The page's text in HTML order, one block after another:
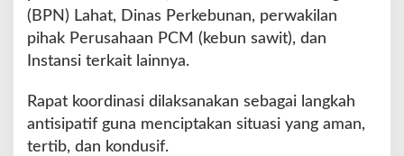
n
a
U
r
a
s
(BPN) Lahat, Dinas Perkebunan, perwakilan
pihak Perusahaan PCM (kebun sawit), dan
Instansi terkait lainnya.
Rapat koordinasi dilaksanakan sebagai langkah
antisipatif guna menciptakan situasi yang aman,
tertib, dan kondusif.